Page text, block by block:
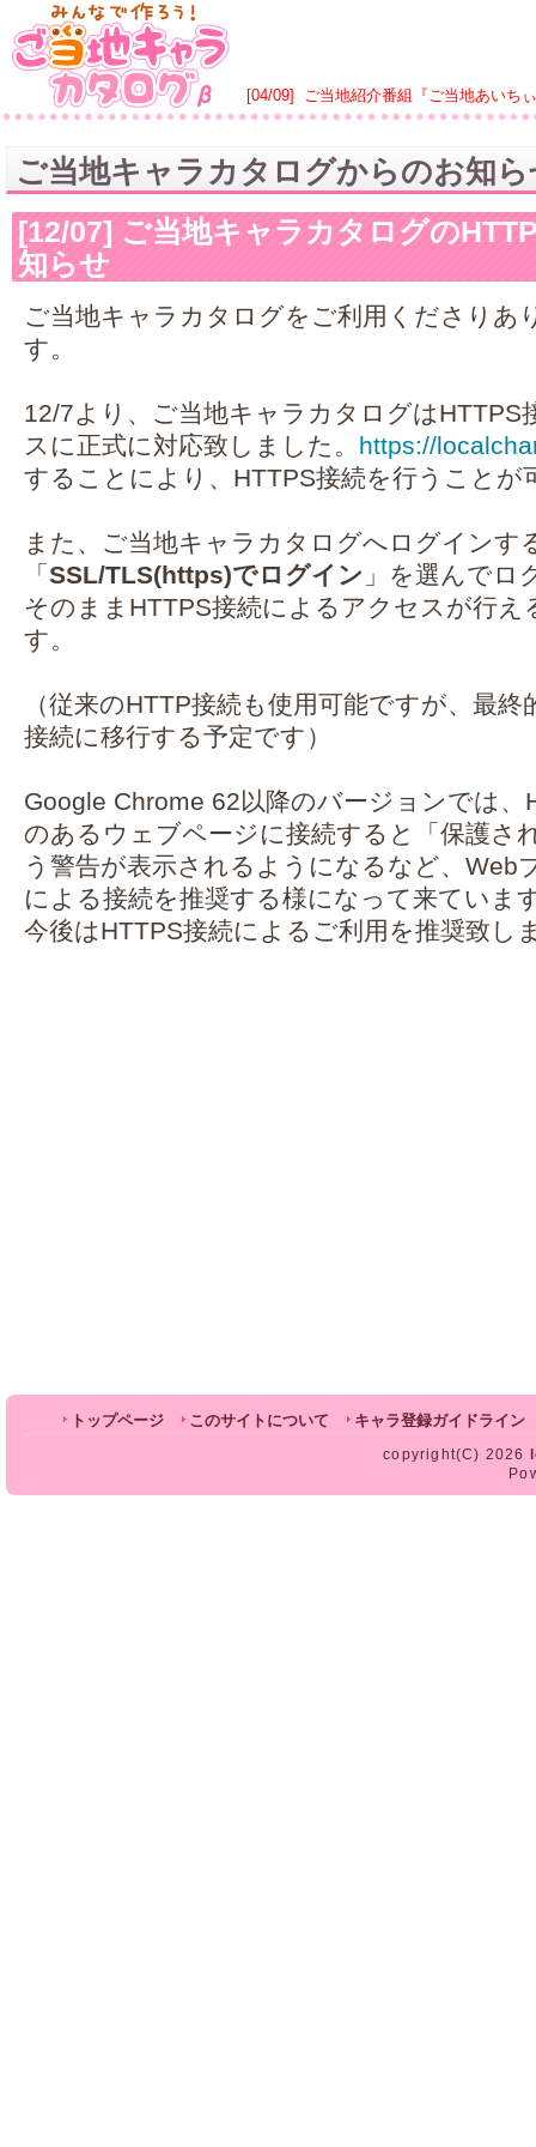
[04/09] ご当地紹介番組『ご当地あいち
ご当地キャラカタログからのお知
[12/07] ご当地キャラカタログの
知らせ
ご当地キャラカタログをご利用くださりあ
す。
12/7より、ご当地キャラカタログはHTTPS
スに正式に対応致しました。 https://
することにより、HTTPS接続を行うことが
また、ご当地キャラカタログへログインす
「 SSL/TLS(https)でログイン 」を選んでロ
そのままHTTPS接続によるアクセスが行え
す。
（従来のHTTP接続も使用可能ですが、最
接続に移行する予定です）
Google Chrome 62以降のバージョンでは、
のあるウェブページに接続すると「保護さ
う警告が表示されるようになるなど、Web
による接続を推奨する様になって来ていま
今後はHTTPS接続によるご利用を推奨致し
トップページ このサイトについて キャラ登録ガイドライン
copyright(C) 2026